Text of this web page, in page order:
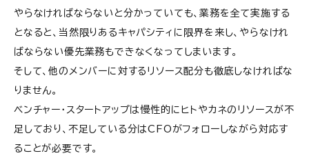
やらなければならないと分かっていても、業務を全て実施する
となると、当然限りあるキャパシティに限界を来し、やらなけれ
ばならない優先業務もできなくなってしまいます。
そして、他のメンバーに対するリソース配分も徹底しなければな
りません。
ベンチャー・スタートアップは慢性的にヒトやカネのリソースが不
足しており、不足している分はCFOがフォローしながら対応す
ることが必要です。